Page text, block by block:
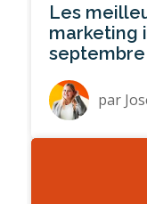
Les
marketing
septembre
par